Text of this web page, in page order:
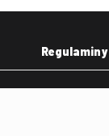
Regulaminy